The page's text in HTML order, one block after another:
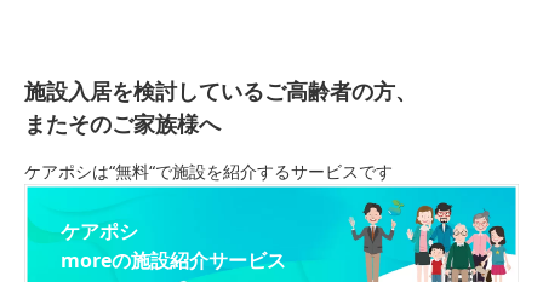
施設入居を検討しているご高齢者の方、
またそのご家族様へ
ケアポシは“無料“で施設を紹介するサービスです
ケアポシ
moreの施設紹介サービス